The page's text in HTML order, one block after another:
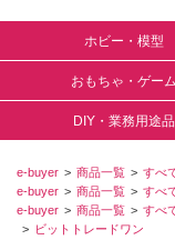
ホビー・模型
おもちゃ・ゲーム
DIY・業務用途品
e-buyer 商品一覧 すべ
e-buyer
商品一覧 すべ
e-buyer
商品一覧 すべ
ビットトレードワン